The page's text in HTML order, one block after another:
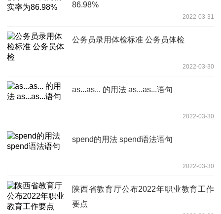
86.98%
2022-03-31
公务员录用体检标准 公务员体检
2022-03-30
as...as... 的用法 as...as...语句
2022-03-30
spend的用法 spend语法语句
2022-03-30
陕西省教育厅公布2022年职业教育工作
要点